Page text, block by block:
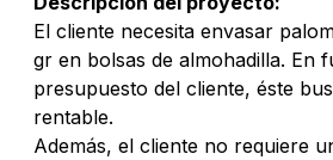
El cliente necesita envasar
gr en bolsas de almohadilla. En
presupuesto del cliente, éste
rentable.
Además, el cliente no requiere